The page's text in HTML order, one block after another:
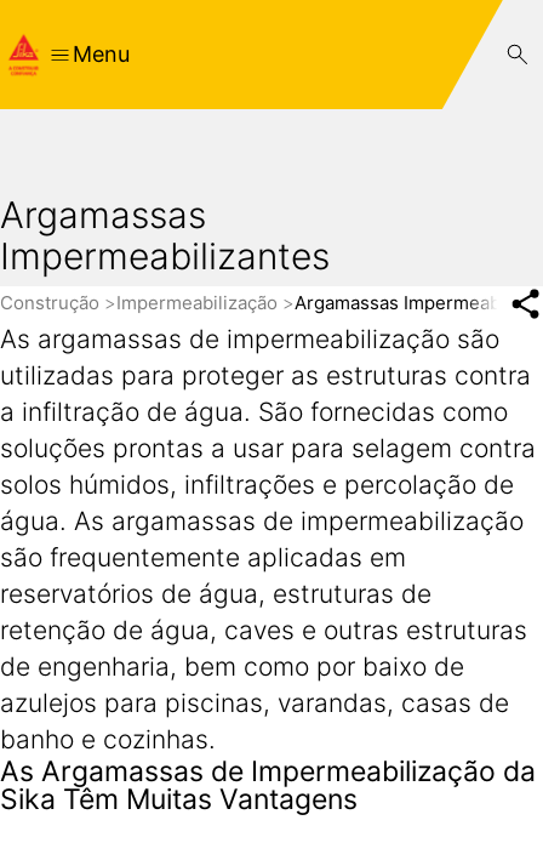
Menu
Argamassas
Impermeabilizantes
Construção Impermeabilização Argamassas
As argamassas de impermeabilização são
utilizadas para proteger as estruturas contra
a infiltração de água. São fornecidas como
soluções prontas a usar para selagem contra
solos húmidos, infiltrações e percolação de
água. As argamassas de impermeabilização
são frequentemente aplicadas em
reservatórios de água, estruturas de
retenção de água, caves e outras estruturas
de engenharia, bem como por baixo de
azulejos para piscinas, varandas, casas de
banho e cozinhas.
As Argamassas de Impermeabilização da
Sika Têm Muitas Vantagens